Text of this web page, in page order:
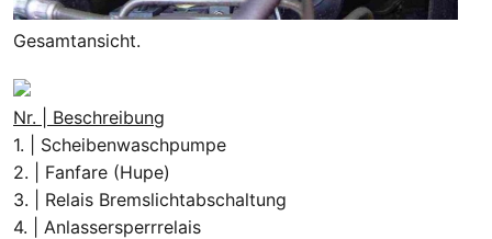
Gesamtansicht.
Nr. | Beschreibung
1. | Scheibenwaschpumpe
2. | Fanfare (Hupe)
3. | Relais Bremslichtabschaltung
4. | Anlassersperrrelais